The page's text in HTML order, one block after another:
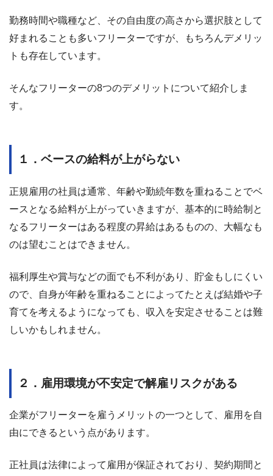
勤務時間や職種など、その自由度の高さから選択肢として
好まれることも多いフリーターですが、もちろんデメリッ
トも存在しています。
そんなフリーターの8つのデメリットについて紹介しま
す。
１．ベースの給料が上がらない
正規雇用の社員は通常、年齢や勤続年数を重ねることでベ
ースとなる給料が上がっていきますが、基本的に時給制と
なるフリーターはある程度の昇給はあるものの、大幅なも
のは望むことはできません。
福利厚生や賞与などの面でも不利があり、貯金もしにくい
ので、自身が年齢を重ねることによってたとえば結婚や子
育てを考えるようになっても、収入を安定させることは難
しいかもしれません。
２．雇用環境が不安定で解雇リスクがある
企業がフリーターを雇うメリットの一つとして、雇用を自
由にできるという点があります。
正社員は法律によって雇用が保証されており、契約期間と